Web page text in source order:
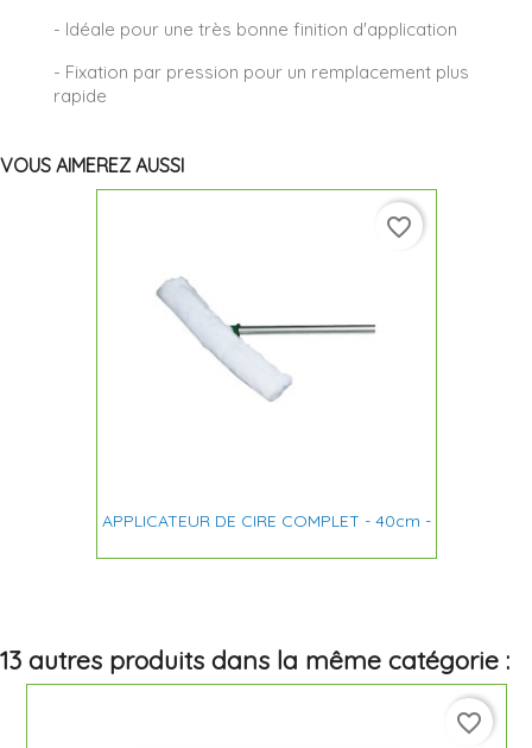
- Idéale pour une très bonne finition d'application
- Fixation par pression pour un remplacement plus
rapide
VOUS AIMEREZ AUSSI
APPLICATEUR DE CIRE COMPLET - 40cm -
favorite_border
13 autres produits dans la même catégorie :
favorite_border